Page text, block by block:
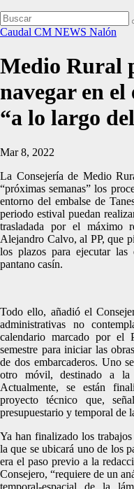
Caudal CM NEWS Nalón
Medio Rural
navegar en el
“a lo largo
Mar 8, 2022
La Consejería de Medio
“próximas semanas” los
entorno del embalse de
periodo estival puedan
trasladada por el máximo
Alejandro Calvo, al PP, que
los plazos para ejecutar
pantano casín.
Todo ello, añadió el
administrativas no
calendario marcado por el
semestre para iniciar las
de dos embarcaderos. Uno
otro móvil, destinado a la
Actualmente, se están
proyecto técnico que,
presupuestario y temporal de
Ya han finalizado los
la que se ubicará uno de los
era el paso previo a la
Consejero, “requiere de un
temporal-espacial de la